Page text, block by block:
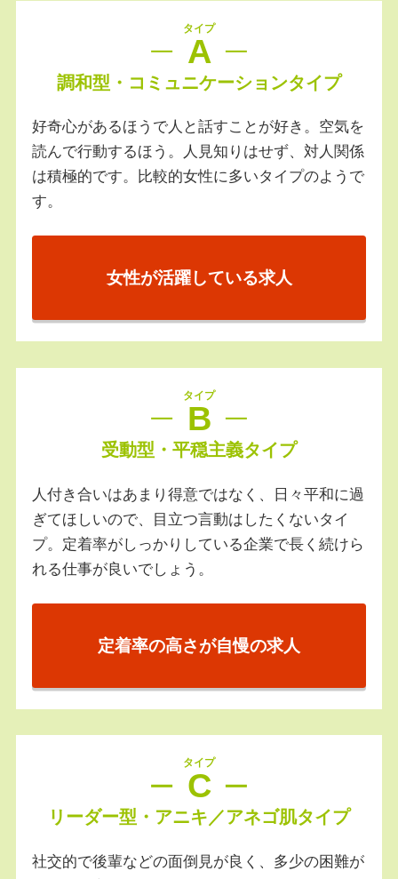
タイプ
A
調和型・コミュニケーションタイプ
好奇心があるほうで人と話すことが好き。空気を
読んで行動するほう。人見知りはせず、対人関係
は積極的です。比較的女性に多いタイプのようで
す。
女性が活躍している求人
タイプ
B
受動型・平穏主義タイプ
人付き合いはあまり得意ではなく、日々平和に過
ぎてほしいので、目立つ言動はしたくないタイ
プ。定着率がしっかりしている企業で長く続けら
れる仕事が良いでしょう。
定着率の高さが自慢の求人
タイプ
C
リーダー型・アニキ／アネゴ肌タイプ
社交的で後輩などの面倒見が良く、多少の困難が